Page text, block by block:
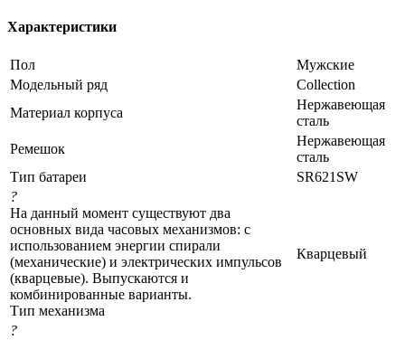
Характеристики
Пол
Мужские
Модельный ряд
Collection
Материал корпуса
Нержавеющая
сталь
Ремешок
Нержавеющая
сталь
Тип батареи
SR621SW
?
На данный момент существуют два
основных вида часовых механизмов: с
использованием энергии спирали
(механические) и электрических импульсов
(кварцевые). Выпускаются и
комбинированные варианты.
Тип механизма
Кварцевый
?